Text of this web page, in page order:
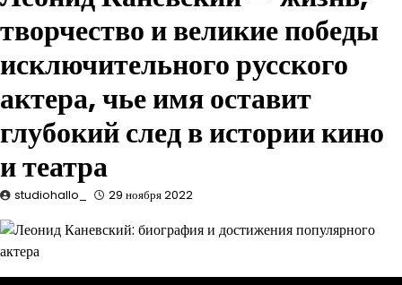
творчество и великие победы
исключительного русского
актера, чье имя оставит
глубокий след в истории кино
и театра
studiohallo_ 29 ноября 2022